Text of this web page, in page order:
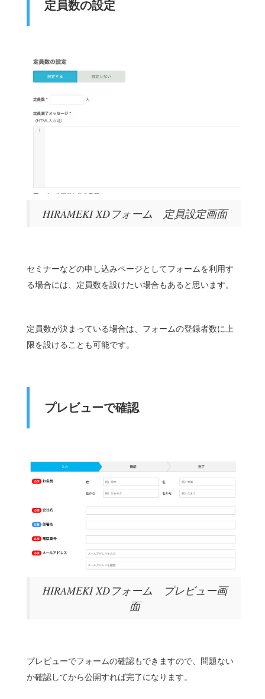
定員数の設定
HIRAMEKI XDフォーム 定員設定画面
セミナーなどの申し込みページとしてフォームを利用す
る場合には、定員数を設けたい場合もあると思います。
定員数が決まっている場合は、フォームの登録者数に上
限を設けることも可能です。
プレビューで確認
HIRAMEKI XDフォーム プレビュー画
面
プレビューでフォームの確認もできますので、問題ない
か確認してから公開すれば完了になります。